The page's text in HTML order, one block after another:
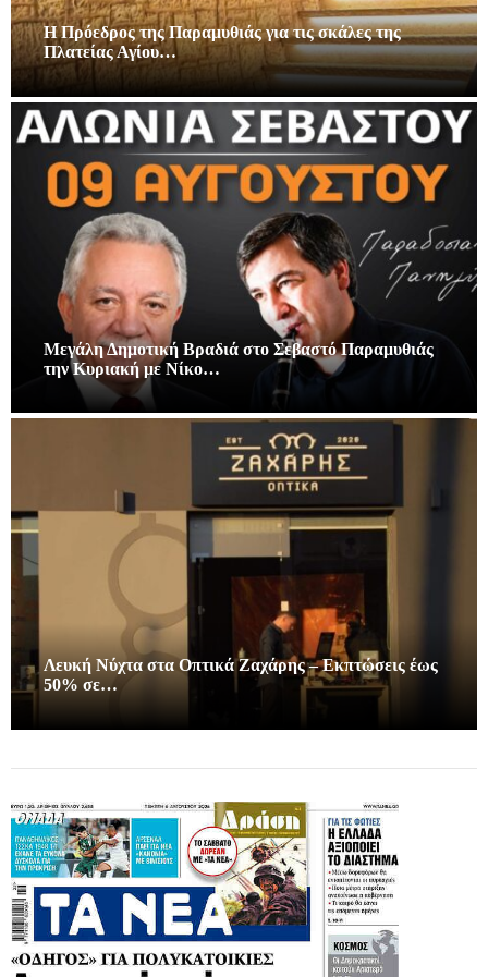
Η Πρόεδρος της Παραμυθιάς για τις σκάλες της
Πλατείας Αγίου…
Μεγάλη Δημοτική Βραδιά στο Σεβαστό Παραμυθιάς
την Κυριακή με Νίκο…
Λευκή Νύχτα στα Οπτικά Ζαχάρης – Εκπτώσεις έως
50% σε…